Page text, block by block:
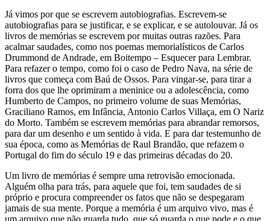
Já vimos por que se escrevem autobiografias. Escrevem-se
autobiografias para se justificar, e se explicar, e se autolouvar. Já os
livros de memórias se escrevem por muitas outras razões. Para
acalmar saudades, como nos poemas memorialísticos de Carlos
Drummond de Andrade, em Boitempo – Esquecer para Lembrar.
Para refazer o tempo, como foi o caso de Pedro Nava, na série de
livros que começa com Baú de Ossos. Para vingar-se, para tirar a
forra dos que lhe oprimiram a meninice ou a adolescência, como
Humberto de Campos, no primeiro volume de suas Memórias,
Graciliano Ramos, em Infância, Antonio Carlos Villaça, em O Nariz
do Morto. Também se escrevem memórias para abrandar remorsos,
para dar um desenho e um sentido à vida. E para dar testemunho de
sua época, como as Memórias de Raul Brandão, que refazem o
Portugal do fim do século 19 e das primeiras décadas do 20.
Um livro de memórias é sempre uma retrovisão emocionada.
Alguém olha para trás, para aquele que foi, tem saudades de si
próprio e procura compreender os fatos que não se despegaram
jamais de sua mente. Porque a memória é um arquivo vivo, mas é
um arquivo que não guarda tudo, que só guarda o que pode e o que